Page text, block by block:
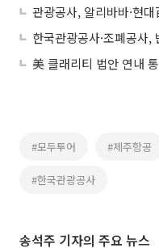
한국관광공사·조폐공사
#모두투어 #제주항공
#한국관광공사
송석주 기자의 주요 뉴스